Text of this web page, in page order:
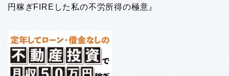
円稼ぎFIREした私の不労所得の極意』